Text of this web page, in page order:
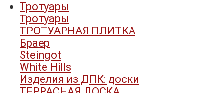
Тротуары
Тротуары
ТРОТУАРНАЯ ПЛИТКА
Браер
Steingot
White Hills
Изделия из ДПК: доски